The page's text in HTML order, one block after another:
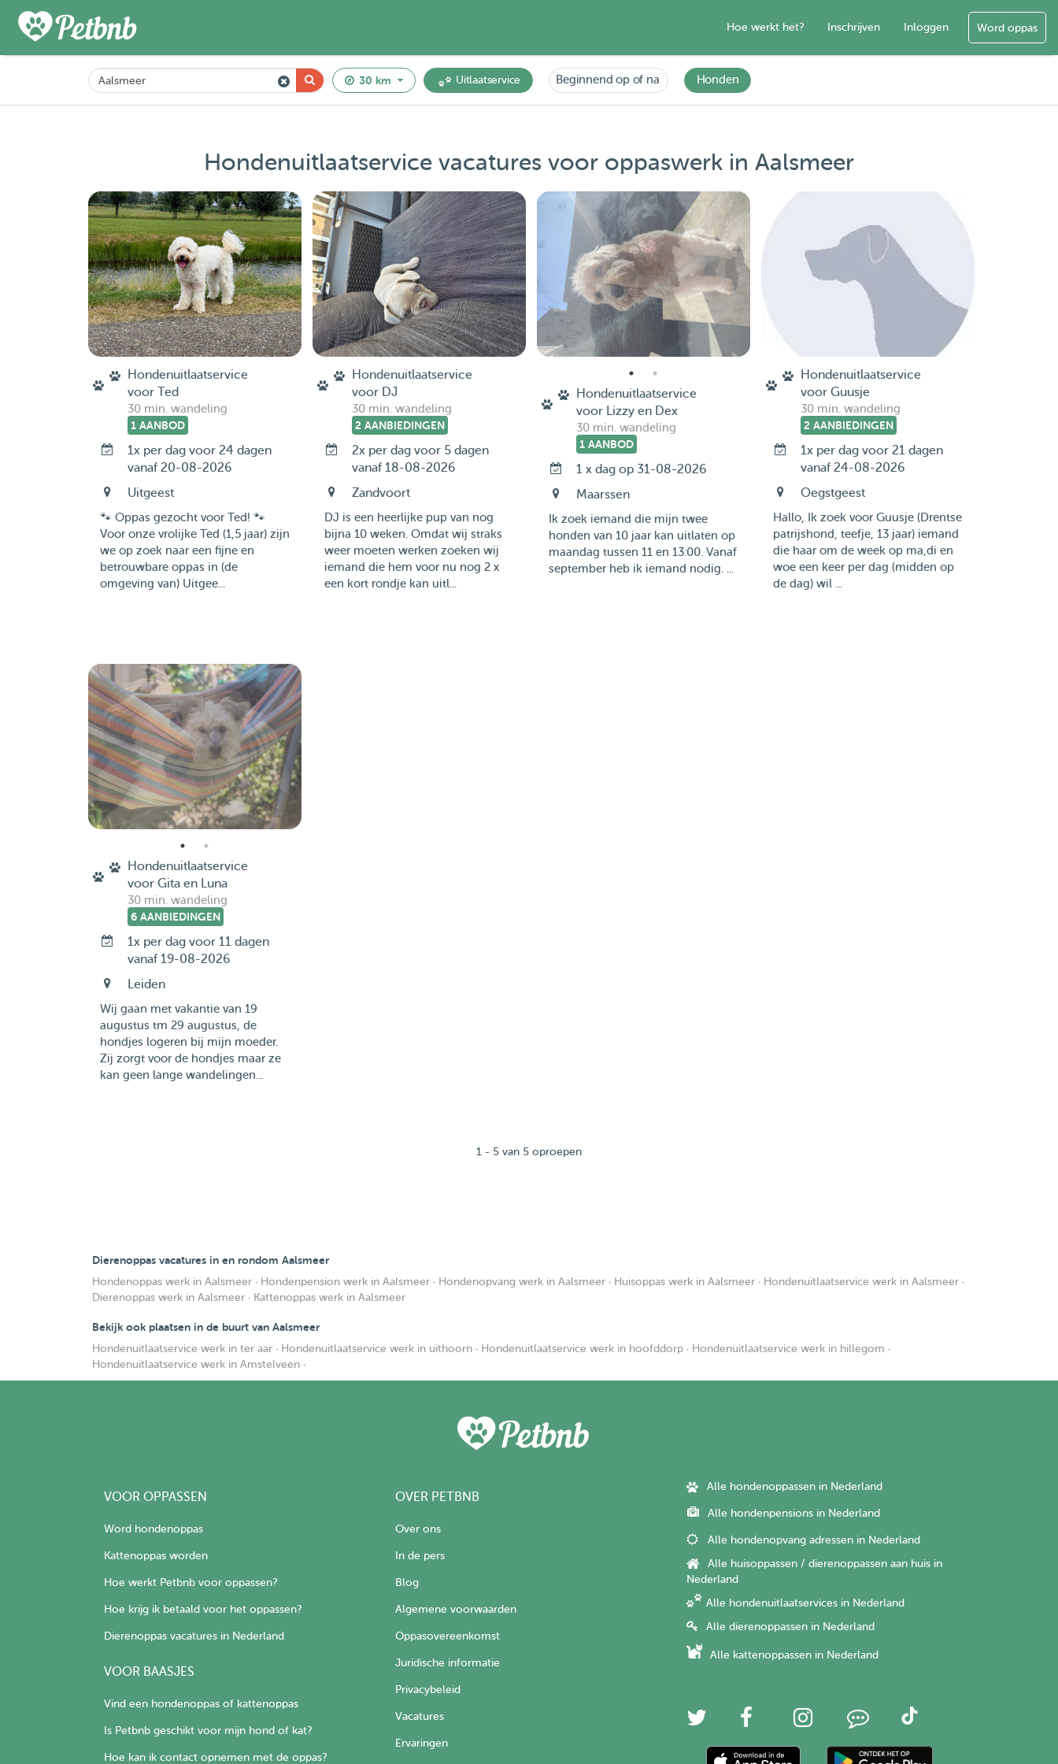
Hoe werkt het? Inschrijven Inloggen Word oppas
30 km Uitlaatservice Beginnend op of na Honden
Hondenuitlaatservice vacatures voor oppaswerk in Aalsmeer
Hondenuitlaatservice
voor Ted
30 min. wandeling
1 AANBOD
1x per dag voor 24 dagen
vanaf 20-08-2026
Uitgeest
🐾 Oppas gezocht voor Ted! 🐾
Voor onze vrolijke Ted (1,5 jaar) zijn
we op zoek naar een fijne en
betrouwbare oppas in (de
omgeving van) Uitgee...
Hondenuitlaatservice
voor DJ
30 min. wandeling
2 AANBIEDINGEN
2x per dag voor 5 dagen
vanaf 18-08-2026
Zandvoort
DJ is een heerlijke pup van nog
bijna 10 weken. Omdat wij straks
weer moeten werken zoeken wij
iemand die hem voor nu nog 2 x
een kort rondje kan uitl...
Hondenuitlaatservice
voor Lizzy en Dex
30 min. wandeling
1 AANBOD
1 x dag op 31-08-2026
Maarssen
Ik zoek iemand die mijn twee
honden van 10 jaar kan uitlaten op
maandag tussen 11 en 13:00. Vanaf
september heb ik iemand nodig. ...
Hondenuitlaatservice
voor Guusje
30 min. wandeling
2 AANBIEDINGEN
1x per dag voor 21 dagen
vanaf 24-08-2026
Oegstgeest
Hallo, Ik zoek voor Guusje (Drentse
patrijshond, teefje, 13 jaar) iemand
die haar om de week op ma,di en
woe een keer per dag (midden op
de dag) wil ...
Hondenuitlaatservice
voor Gita en Luna
30 min. wandeling
6 AANBIEDINGEN
1x per dag voor 11 dagen
vanaf 19-08-2026
Leiden
Wij gaan met vakantie van 19
augustus tm 29 augustus, de
hondjes logeren bij mijn moeder.
Zij zorgt voor de hondjes maar ze
kan geen lange wandelingen...
1 - 5 van 5 oproepen
Dierenoppas vacatures in en rondom Aalsmeer
Hondenoppas werk in Aalsmeer · Hondenpension werk in Aalsmeer · Hondenopvang werk in Aalsmeer · Huisoppas werk in Aalsmeer · Hondenuitlaatservice werk in Aalsmeer ·
Dierenoppas werk in Aalsmeer · Kattenoppas werk in Aalsmeer
Bekijk ook plaatsen in de buurt van Aalsmeer
Hondenuitlaatservice werk in ter aar · Hondenuitlaatservice werk in uithoorn · Hondenuitlaatservice werk in hoofddorp · Hondenuitlaatservice werk in hillegom ·
Hondenuitlaatservice werk in Amstelveen ·
VOOR OPPASSEN
Word hondenoppas
Kattenoppas worden
Hoe werkt Petbnb voor oppassen?
Hoe krijg ik betaald voor het oppassen?
Dierenoppas vacatures in Nederland
VOOR BAASJES
Vind een hondenoppas of kattenoppas
Is Petbnb geschikt voor mijn hond of kat?
Hoe kan ik contact opnemen met de oppas?
OVER PETBNB
Over ons
In de pers
Blog
Algemene voorwaarden
Oppasovereenkomst
Juridische informatie
Privacybeleid
Vacatures
Ervaringen
Alle hondenoppassen in Nederland
Alle hondenpensions in Nederland
Alle hondenopvang adressen in Nederland
Alle huisoppassen / dierenoppassen aan huis in
Nederland
Alle hondenuitlaatservices in Nederland
Alle dierenoppassen in Nederland
Alle kattenoppassen in Nederland